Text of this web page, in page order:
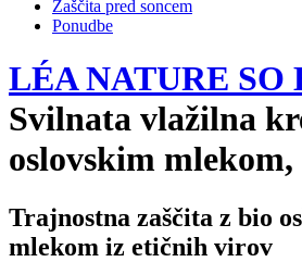
Zaščita pred soncem
Ponudbe
LÉA NATURE SO
Svilnata vlažilna
oslovskim
Trajnostna zaščita z bio
mlekom iz etičnih virov